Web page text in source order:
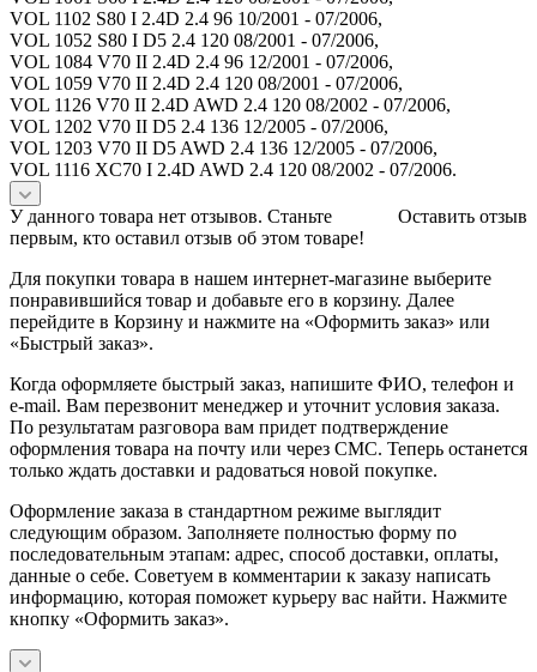
VOL 1102 S80 I 2.4D 2.4 96 10/2001 - 07/2006,
VOL 1052 S80 I D5 2.4 120 08/2001 - 07/2006,
VOL 1084 V70 II 2.4D 2.4 96 12/2001 - 07/2006,
VOL 1059 V70 II 2.4D 2.4 120 08/2001 - 07/2006,
VOL 1126 V70 II 2.4D AWD 2.4 120 08/2002 - 07/2006,
VOL 1202 V70 II D5 2.4 136 12/2005 - 07/2006,
VOL 1203 V70 II D5 AWD 2.4 136 12/2005 - 07/2006,
VOL 1116 XC70 I 2.4D AWD 2.4 120 08/2002 - 07/2006.
Оставить отзыв
У данного товара нет отзывов. Станьте
первым, кто оставил отзыв об этом товаре!
Для покупки товара в нашем интернет-магазине выберите
понравившийся товар и добавьте его в корзину. Далее
перейдите в Корзину и нажмите на «Оформить заказ» или
«Быстрый заказ».
Когда оформляете быстрый заказ, напишите ФИО, телефон и
e-mail. Вам перезвонит менеджер и уточнит условия заказа.
По результатам разговора вам придет подтверждение
оформления товара на почту или через СМС. Теперь останется
только ждать доставки и радоваться новой покупке.
Оформление заказа в стандартном режиме выглядит
следующим образом. Заполняете полностью форму по
последовательным этапам: адрес, способ доставки, оплаты,
данные о себе. Советуем в комментарии к заказу написать
информацию, которая поможет курьеру вас найти. Нажмите
кнопку «Оформить заказ».